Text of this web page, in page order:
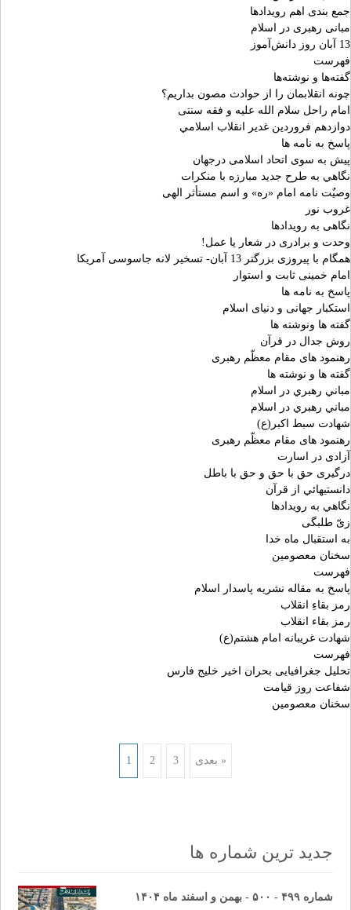
جمع بندی اهم رویدادها
مبانی رهبری در اسلام
13 آبان روز دانش‌آموز
فهرست
گفته‌ها و نوشته‌ها
چونه انقلابمان را از حوادث مصون بداریم؟
امام راحل سلام الله علیه و فقه سنتی
دوازدهم فروردين غدير انقلاب اسلامي
پاسخ به نامه ها
پیش به سوی اتحاد اسلامی درجهان
نگاهي به طرح جديد مبارزه با منکرات
وصیٌت نامه امام «ره» و اسم مستأثر الهی
غروب نور
نگاهی به رویدادها
وحدت و برادری در شعار یا عمل!
همگام با پیروزی بزرگتر 13 آبان- تسخیر لانه جاسوسی آمریکا
امام خمینی ثابت و استوار
پاسخ به نامه ها
استکبار جهانی و دنیای اسلام
گفته ها ونوشته ها
روش جدال در قرآن
رهنمود های مقام معظّم رهبری
گفته ها و نوشته ها
مباني رهبري در اسلام
مباني رهبري در اسلام
شهادت سبط اکبر(ع)
رهنمود های مقام معظّم رهبری
آزادی در اسارت
درگیری حق با حق و حق با باطل
دانستيهائي از قرآن
نگاهي به رويدادها
زیّ طلبگی
به استقبال ماه خدا
سخنان معصومين
فهرست
پاسخ به مقاله نشریه پاسدار اسلام
رمز بقاءِ انقلاب
رمز بقاء انقلاب
شهادت غريبانه امام هشتم(ع)
فهرست
تحلیل جغرافیایی بحران اخیر خلیج فارس
شفاعت روز قیامت
سخنان معصومين
1 2 3 بعدی »
جدید ترین شماره ها
شماره ۴۹۹ - ۵۰۰ - بهمن و اسفند ماه ۱۴۰۴